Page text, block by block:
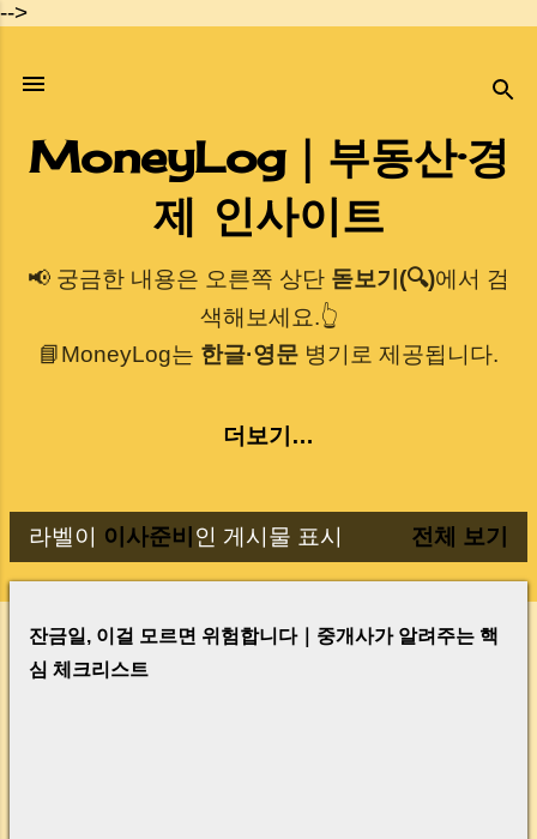
-->
기본 콘텐츠로 건너뛰기
MoneyLog｜부동산·경
제 인사이트
📢 궁금한 내용은 오른쪽 상단 돋보기(🔍)에서 검
색해보세요.👆
📘MoneyLog는 한글·영문 병기로 제공됩니다.
더보기…
글
라벨이 이사준비 인 게시물 표시 전체 보기
잔금일, 이걸 모르면 위험합니다｜중개사가 알려주는 핵
심 체크리스트